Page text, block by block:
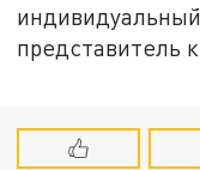
представитель